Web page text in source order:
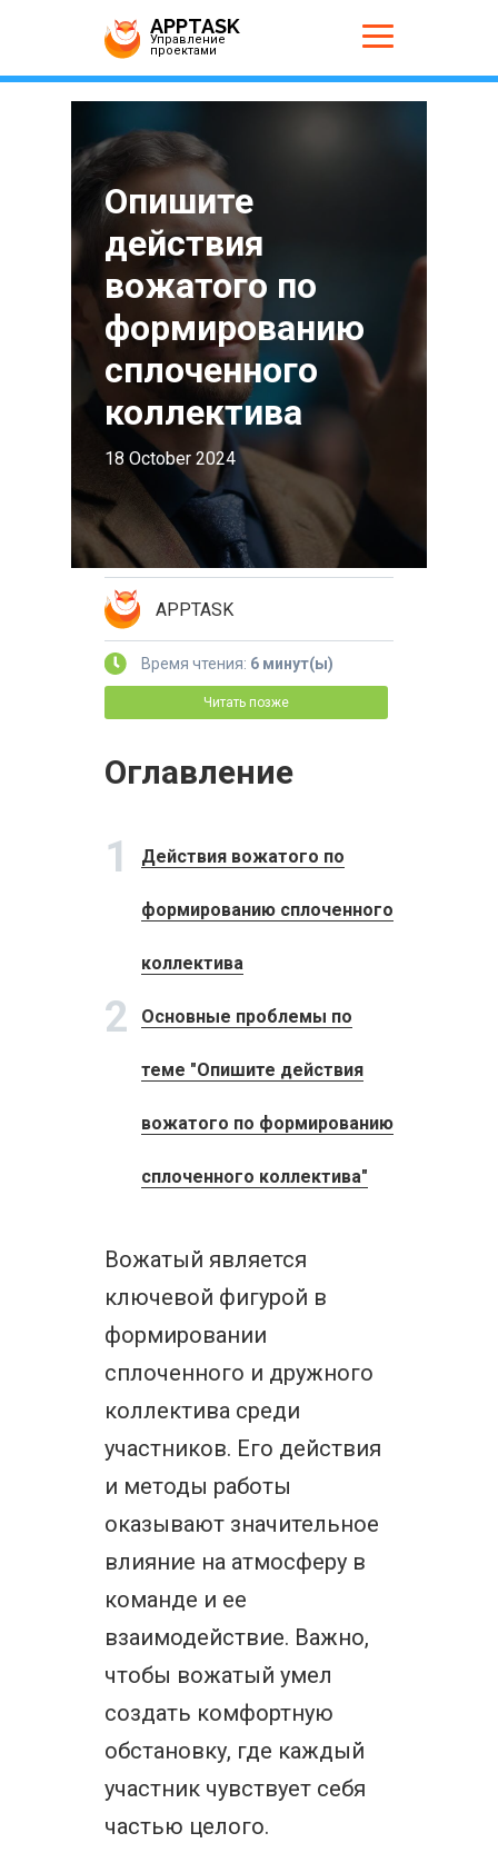
APPTASK
Управление
проектами
Опишите
действия
вожатого по
формированию
сплоченного
коллектива
18 October 2024
APPTASK
Время чтения: 6 минут(ы)
Читать позже
Оглавление
1 Действия вожатого по
формированию сплоченного
коллектива
2 Основные проблемы по
теме "Опишите действия
вожатого по формированию
сплоченного коллектива"
Вожатый является
ключевой фигурой в
формировании
сплоченного и дружного
коллектива среди
участников. Его действия
и методы работы
оказывают значительное
влияние на атмосферу в
команде и ее
взаимодействие. Важно,
чтобы вожатый умел
создать комфортную
обстановку, где каждый
участник чувствует себя
частью целого.